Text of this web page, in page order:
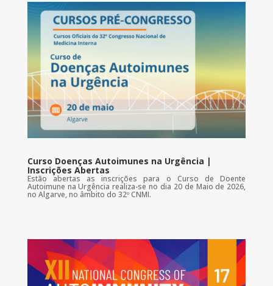
Curso Doenças Autoimunes na Urgência |
Inscrições Abertas
Estão abertas as inscrições para o Curso de Doente
Autoimune na Urgência realiza-se no dia 20 de Maio de 2026,
no Algarve, no âmbito do 32º CNMI.